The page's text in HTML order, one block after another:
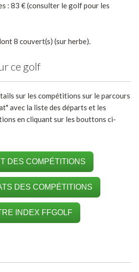
: 83 € (consulter le golf pour les
8 couvert(s) (sur herbe).
ce golf
sur les compétitions sur le parcours
avec la liste des départs et les
en cliquant sur les bouttons ci-
DES COMPÉTITIONS
DES COMPÉTITIONS
INDEX FFGOLF